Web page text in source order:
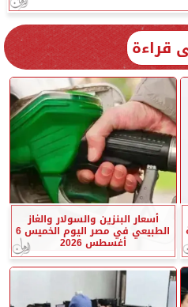
قراءة
أسعار البنزين والسولار والغاز
الطبيعي في مصر اليوم الخميس 6
أغسطس 2026